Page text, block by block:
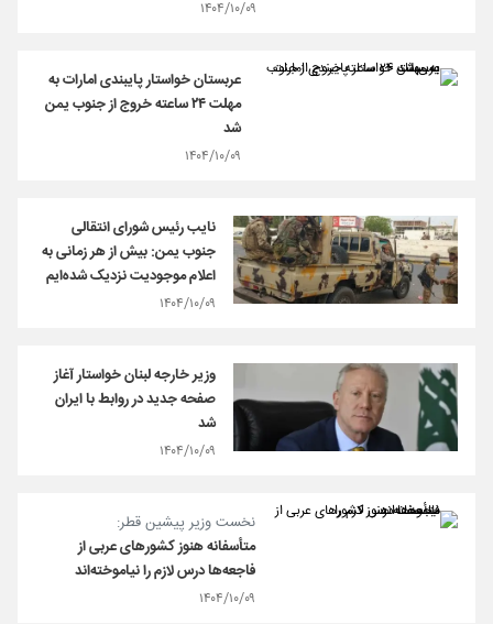
۱۴۰۴/۱۰/۰۹
عربستان خواستار پایبندی امارات به
مهلت ۲۴ ساعته خروج از جنوب یمن
شد
۱۴۰۴/۱۰/۰۹
نایب رئیس شورای انتقالی
جنوب یمن: بیش از هر زمانی به
اعلام موجودیت نزدیک شده‌ایم
۱۴۰۴/۱۰/۰۹
وزیر خارجه لبنان خواستار آغاز
صفحه جدید در روابط با ایران
شد
۱۴۰۴/۱۰/۰۹
نخست وزیر پیشین قطر:
متأسفانه هنوز کشورهای عربی از
فاجعه‌ها درس لازم را نیاموخته‌اند
۱۴۰۴/۱۰/۰۹